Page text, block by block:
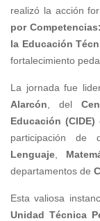
realizó la acción
por
la Educación
fortalecimiento
La jornada fue
Alarcón , del
Educación (CIDE)
participación de
Lenguaje
departamentos de
Esta valiosa
Unidad Técnica